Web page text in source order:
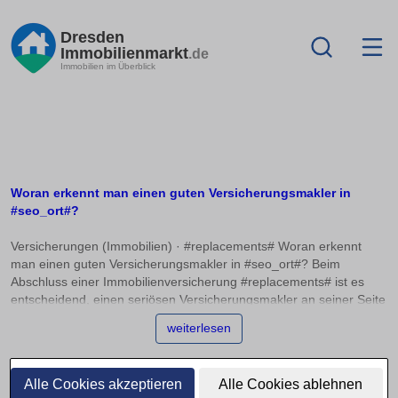
Alle Cookies akzeptieren Alle Cookies ablehnen
Dresden
Immobilienmarkt.de
Immobilien im Überblick
Woran erkennt man einen guten Versicherungsmakler in
#seo_ort#?
Versicherungen (Immobilien) · #replacements# Woran erkennt
man einen guten Versicherungsmakler in #seo_ort#? Beim
Abschluss einer Immobilienversicherung #replacements# ist es
entscheidend, einen seriösen Versicherungsmakler an seiner Seite
zu haben. Doch woran erkennt man einen Experten, der wirklich
auf die individuellen Bedürfnisse eingeht? In diesem Artikel
unerlässlich sind und wie Sie die passende Empfehlung für Ihre
Situation finden. Ein seriöser Versicherungsmakler #replacements#
weiterlesen